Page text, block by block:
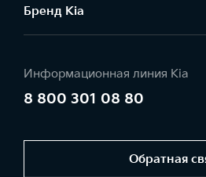
Бренд Kia
Информационная линия Kia
8 800 301 08 80
Обратная